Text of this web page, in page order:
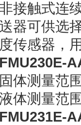
接触式连
送器可供选
度传感器，
FMU230E-
固体测量范
体测量范
FMU231E-